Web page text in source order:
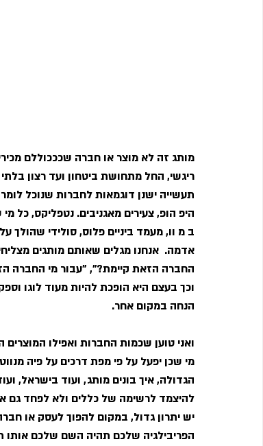
מותג זה לא מוצר או חברה שכככוללם
ריגשי, החל מתחושת ביטחון ועד רצון
תעשייה ישנן דוגמאות לחברות שנוכל
היפ הופ, צעירים מאגניבים. נטפליקס, כל
ב מ וו, מעמד ביניים פלוס, סולידי
אדמה.  אנחנו מגלים שאותם מותגים
החברה הזאת קיימת?", "עבור מי החברה
וכך בעצם היא הופכת להיות מעוד לוגו
הנחה במקום אחר.
ואני טוען שכמות החברות ואפילו
מי שכן יפעל על פי מפת דרכים על פיה
להיצמד לרשימה של כללים ולא לפחד גם
יש יתרון גדול, במקום להפוך לעסק או
הפריבילגיה שלכם תהיה השם שלכם אותו